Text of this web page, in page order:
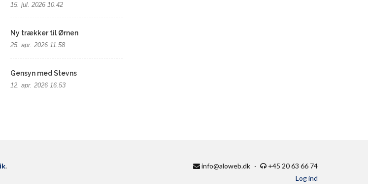
15. jul. 2026 10.42
Ny trækker til Ørnen
25. apr. 2026 11.58
Gensyn med Stevns
12. apr. 2026 16.53
.
info@aloweb.dk ·
+45 20 63 66 74
Log ind